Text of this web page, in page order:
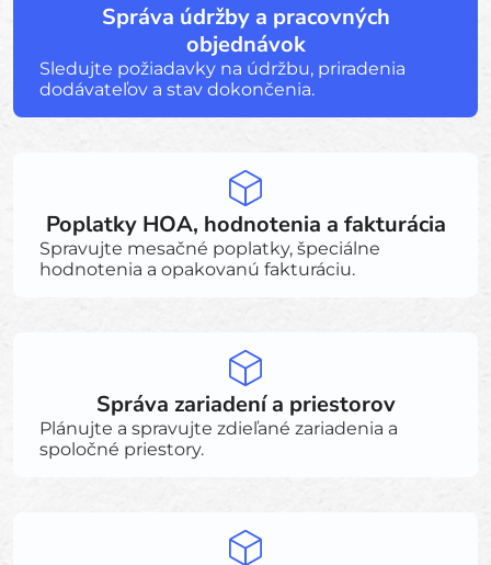
Správa údržby a pracovných
objednávok
Sledujte požiadavky na údržbu, priradenia
dodávateľov a stav dokončenia.
Poplatky HOA, hodnotenia a fakturácia
Spravujte mesačné poplatky, špeciálne
hodnotenia a opakovanú fakturáciu.
Správa zariadení a priestorov
Plánujte a spravujte zdieľané zariadenia a
spoločné priestory.